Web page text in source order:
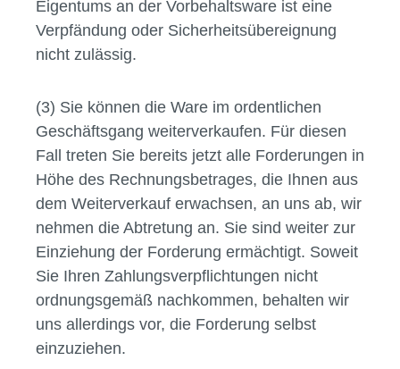
Eigentums an der Vorbehaltsware ist eine
Verpfändung oder Sicherheitsübereignung
nicht zulässig.
(3) Sie können die Ware im ordentlichen
Geschäftsgang weiterverkaufen. Für diesen
Fall treten Sie bereits jetzt alle Forderungen in
Höhe des Rechnungsbetrages, die Ihnen aus
dem Weiterverkauf erwachsen, an uns ab, wir
nehmen die Abtretung an. Sie sind weiter zur
Einziehung der Forderung ermächtigt. Soweit
Sie Ihren Zahlungsverpflichtungen nicht
ordnungsgemäß nachkommen, behalten wir
uns allerdings vor, die Forderung selbst
einzuziehen.